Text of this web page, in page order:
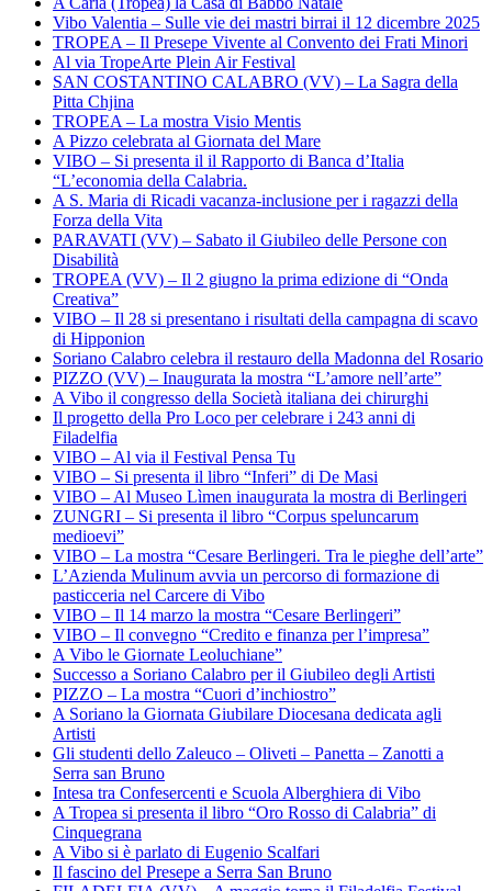
Vibo Valentia – Sulle vie dei mastri birrai il 12 dicembre 2025
TROPEA – Il Presepe Vivente al Convento dei Frati Minori
Al via TropeArte Plein Air Festival
SAN COSTANTINO CALABRO (VV) – La Sagra della
Pitta Chjina
TROPEA – La mostra Visio Mentis
A Pizzo celebrata al Giornata del Mare
VIBO – Si presenta il il Rapporto di Banca d’Italia
“L’economia della Calabria.
A S. Maria di Ricadi vacanza-inclusione per i ragazzi della
Forza della Vita
PARAVATI (VV) – Sabato il Giubileo delle Persone con
Disabilità
TROPEA (VV) – Il 2 giugno la prima edizione di “Onda
Creativa”
VIBO – Il 28 si presentano i risultati della campagna di scavo
di Hipponion
Soriano Calabro celebra il restauro della Madonna del Rosario
PIZZO (VV) – Inaugurata la mostra “L’amore nell’arte”
A Vibo il congresso della Società italiana dei chirurghi
Il progetto della Pro Loco per celebrare i 243 anni di
Filadelfia
VIBO – Al via il Festival Pensa Tu
VIBO – Si presenta il libro “Inferi” di De Masi
VIBO – Al Museo Lìmen inaugurata la mostra di Berlingeri
ZUNGRI – Si presenta il libro “Corpus speluncarum
medioevi”
VIBO – La mostra “Cesare Berlingeri. Tra le pieghe dell’arte”
L’Azienda Mulinum avvia un percorso di formazione di
pasticceria nel Carcere di Vibo
VIBO – Il 14 marzo la mostra “Cesare Berlingeri”
VIBO – Il convegno “Credito e finanza per l’impresa”
A Vibo le Giornate Leoluchiane”
Successo a Soriano Calabro per il Giubileo degli Artisti
PIZZO – La mostra “Cuori d’inchiostro”
A Soriano la Giornata Giubilare Diocesana dedicata agli
Artisti
Gli studenti dello Zaleuco – Oliveti – Panetta – Zanotti a
Serra san Bruno
Intesa tra Confesercenti e Scuola Alberghiera di Vibo
A Tropea si presenta il libro “Oro Rosso di Calabria” di
Cinquegrana
A Vibo si è parlato di Eugenio Scalfari
Il fascino del Presepe a Serra San Bruno